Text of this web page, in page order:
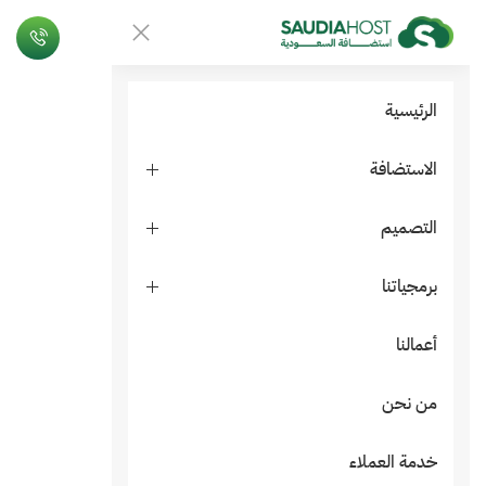
الرئيسية
الاستضافة
التصميم
برمجياتنا
أعمالنا
من نحن
خدمة العملاء